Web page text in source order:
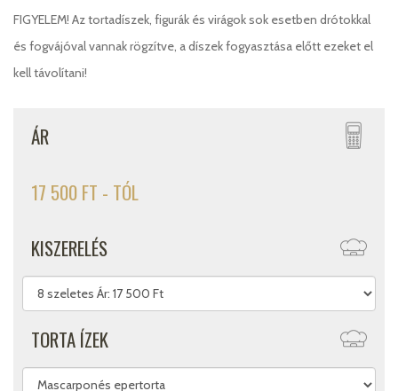
FIGYELEM! Az tortadíszek, figurák és virágok sok esetben drótokkal
és fogvájóval vannak rögzítve, a díszek fogyasztása előtt ezeket el
kell távolítani!
ÁR
17 500 FT - TÓL
KISZERELÉS
TORTA ÍZEK